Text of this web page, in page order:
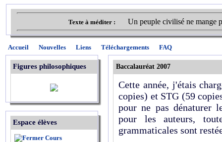
Texte à méditer : Un peuple civilisé ne mange
Accueil Nouvelles Liens Téléchargements FAQ
Figures philosophiques
Espace élèves
Cours
Baccalauréat 2007
Cette année, j'étais
copies) et STG (59
pour ne pas dénaturer
pour les auteurs,
grammaticales sont